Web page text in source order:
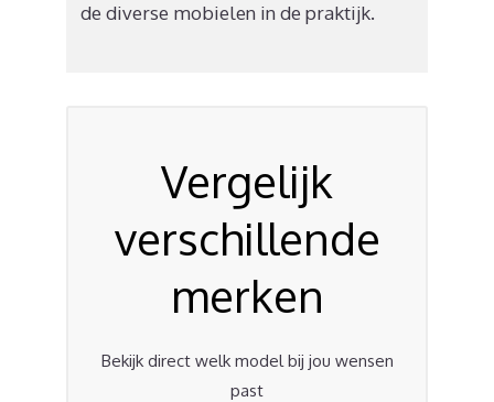
de diverse mobielen in de praktijk.
Vergelijk
verschillende
merken
Bekijk direct welk model bij jou wensen
past